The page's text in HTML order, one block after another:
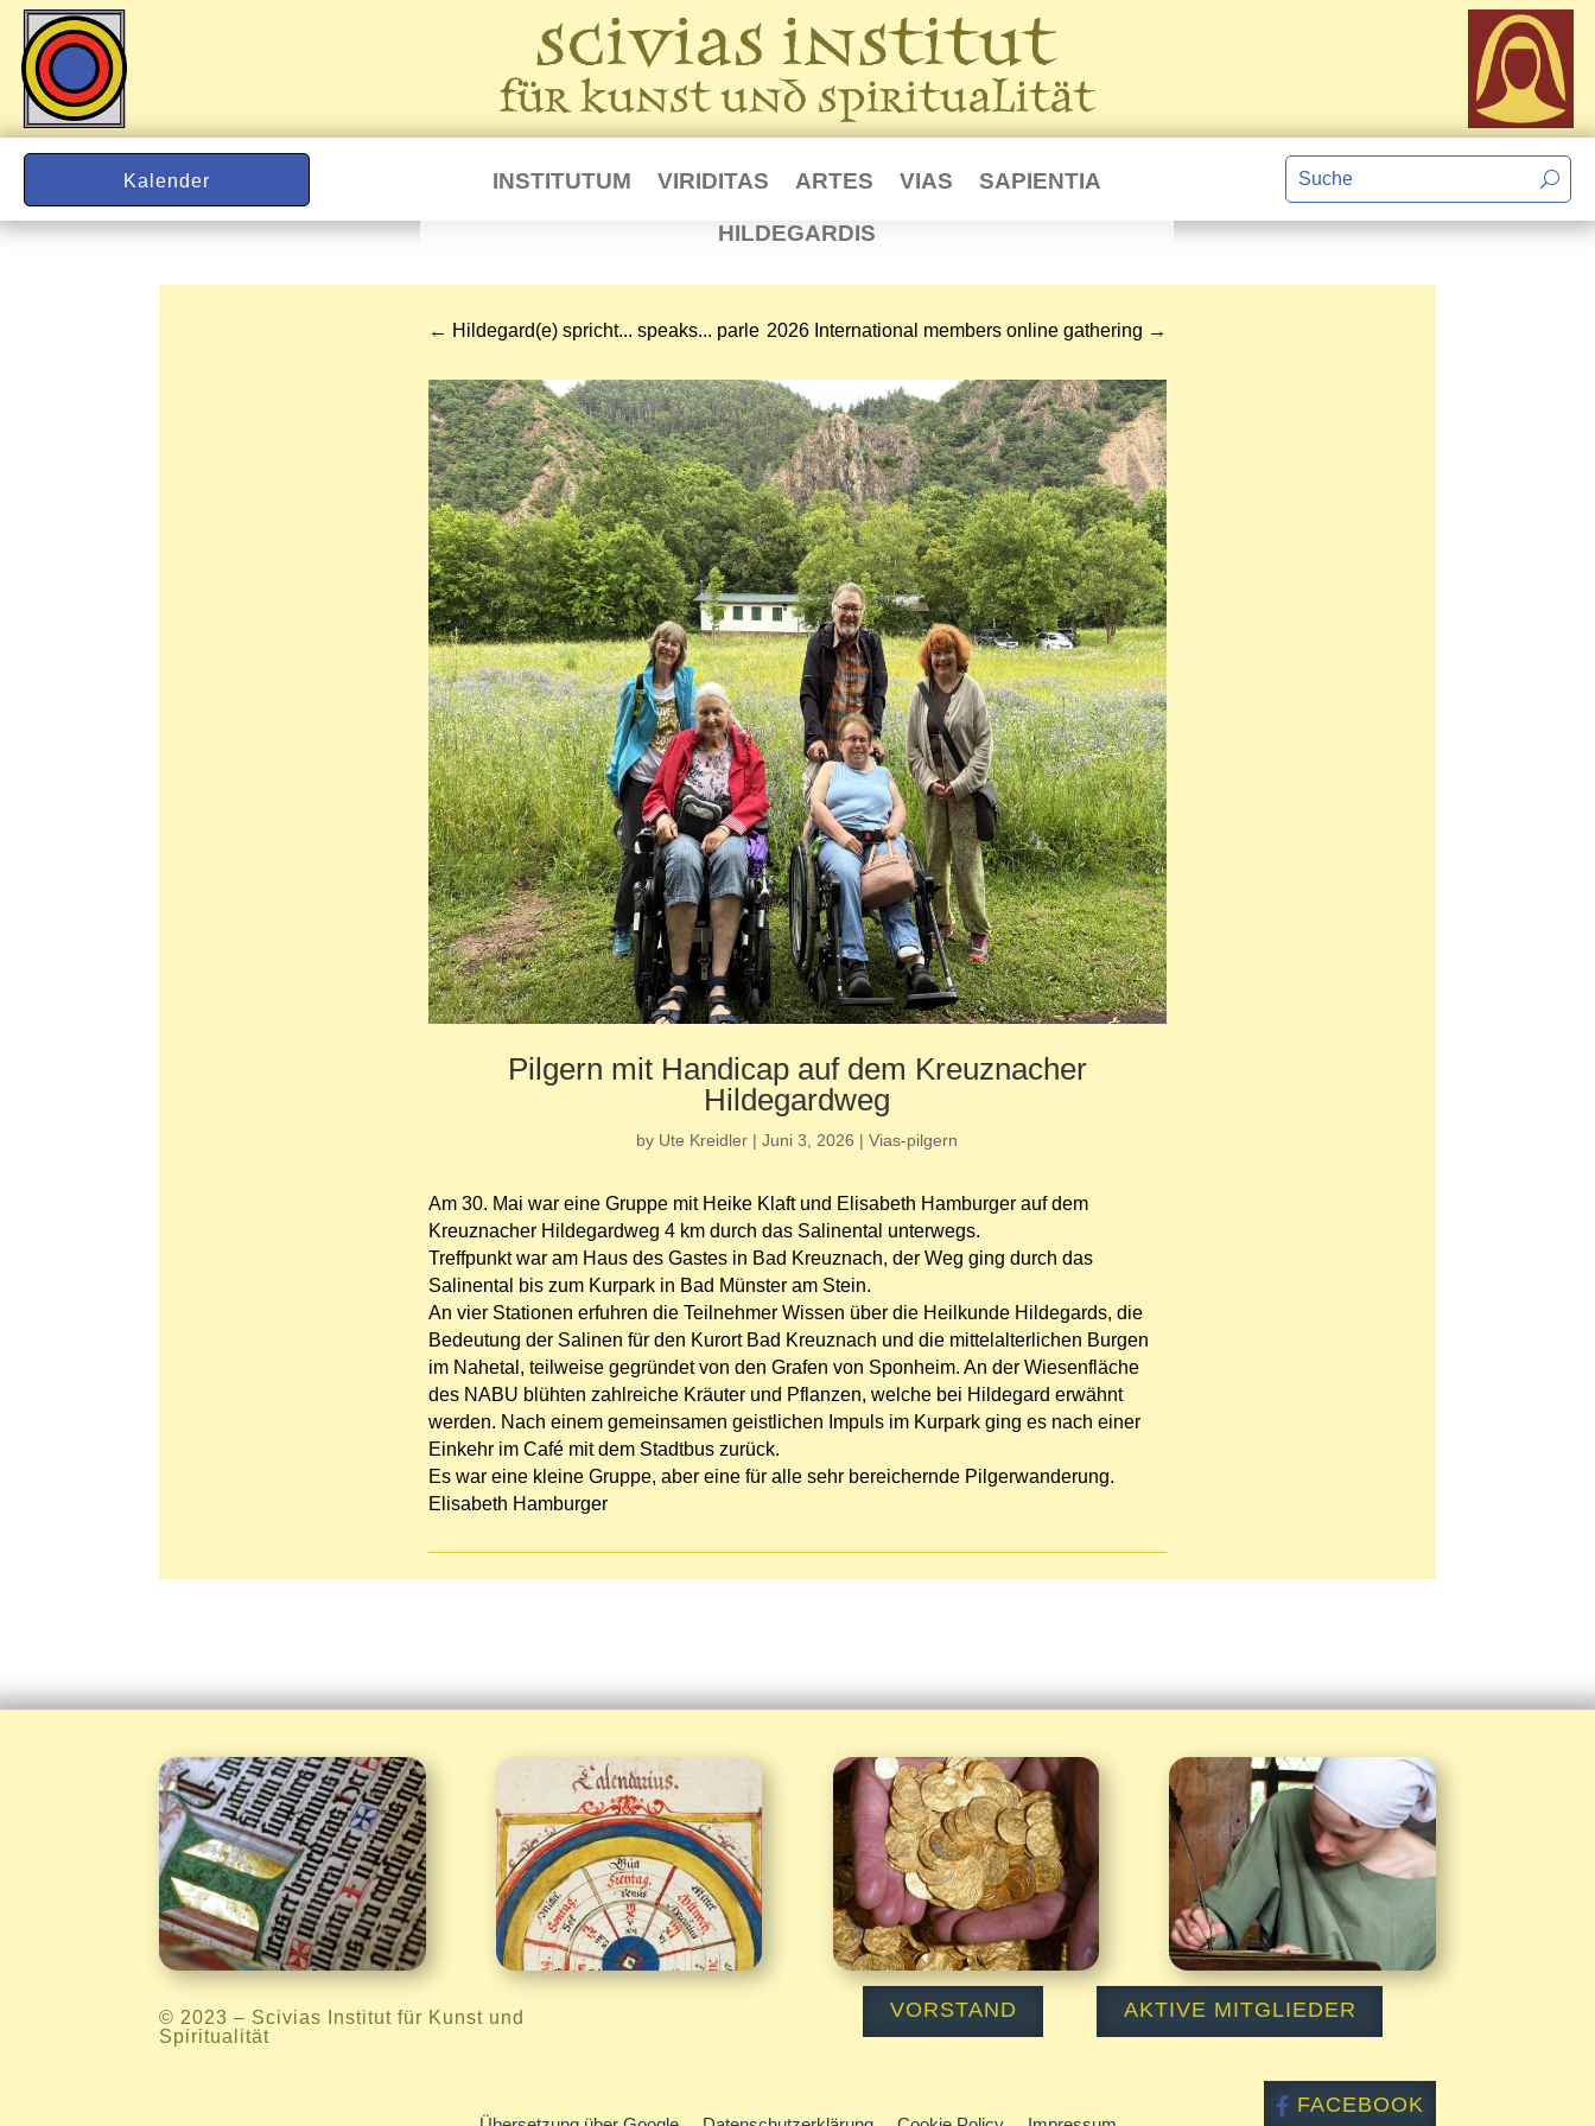
Kalender INSTITUTUM VIRIDITAS ARTES VIAS SAPIENTIA
HILDEGARDIS
← Hildegard(e) spricht... speaks... parle 2026 International members online gathering →
Pilgern mit Handicap auf dem Kreuznacher
Hildegardweg
by Ute Kreidler |Juni 3, 2026 |Vias-pilgern
Am 30. Mai war eine Gruppe mit Heike Klaft und Elisabeth Hamburger auf dem
Kreuznacher Hildegardweg 4 km durch das Salinental unterwegs.
Treffpunkt war am Haus des Gastes in Bad Kreuznach, der Weg ging durch das
Salinental bis zum Kurpark in Bad Münster am Stein.
An vier Stationen erfuhren die Teilnehmer Wissen über die Heilkunde Hildegards, die
Bedeutung der Salinen für den Kurort Bad Kreuznach und die mittelalterlichen Burgen
im Nahetal, teilweise gegründet von den Grafen von Sponheim. An der Wiesenfläche
des NABU blühten zahlreiche Kräuter und Pflanzen, welche bei Hildegard erwähnt
werden. Nach einem gemeinsamen geistlichen Impuls im Kurpark ging es nach einer
Einkehr im Café mit dem Stadtbus zurück.
Es war eine kleine Gruppe, aber eine für alle sehr bereichernde Pilgerwanderung.
Elisabeth Hamburger

Informationen

Kalender

Spenden

Kontakt
© 2023 – Scivias Institut für Kunst und
Spiritualität
VORSTAND AKTIVE MITGLIEDER
FACEBOOK